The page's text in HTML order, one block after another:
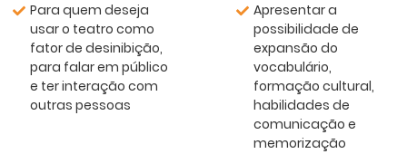
Para quem deseja
usar o teatro como
fator de desinibição,
para falar em público
e ter interação com
outras pessoas
Apresentar a
possibilidade de
expansão do
vocabulário,
formação cultural,
habilidades de
comunicação e
memorização